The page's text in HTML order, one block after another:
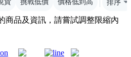
貨 挑戰低價 價格低到高 排序
商品及資訊，請嘗試調整限縮內